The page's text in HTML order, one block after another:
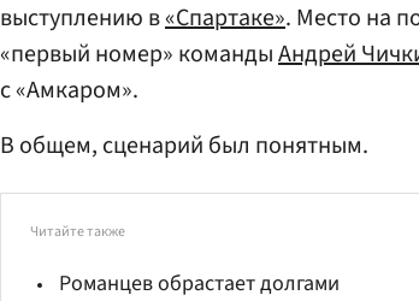
выступлению в«Спартаке». Место на
«первый номер» командыАндрей
с «Амкаром».
В общем, сценарий был понятным.
Читайте также
Романцев обрастает долгами